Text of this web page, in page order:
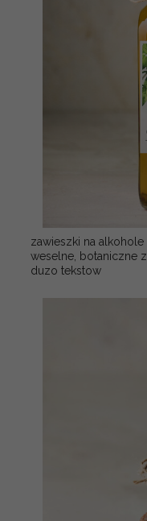
zawieszki na alkohole
weselne, botaniczne z
duzo tekstow